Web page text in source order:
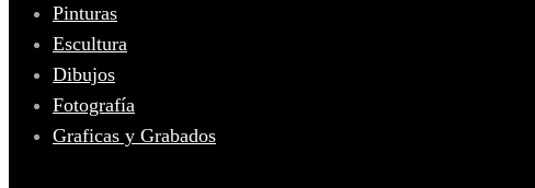
Pinturas
Escultura
Dibujos
Fotografía
Graficas y Grabados